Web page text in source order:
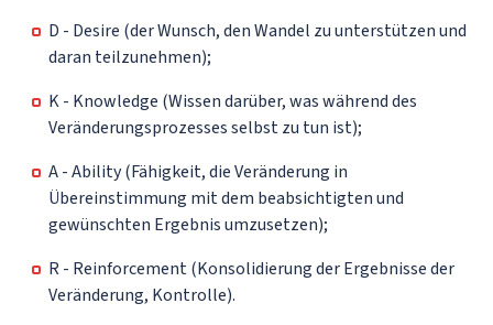
D - Desire (der Wunsch, den Wandel zu unterstützen und
daran teilzunehmen);
K - Knowledge (Wissen darüber, was während des
Veränderungsprozesses selbst zu tun ist);
A - Ability (Fähigkeit, die Veränderung in
Übereinstimmung mit dem beabsichtigten und
gewünschten Ergebnis umzusetzen);
R - Reinforcement (Konsolidierung der Ergebnisse der
Veränderung, Kontrolle).